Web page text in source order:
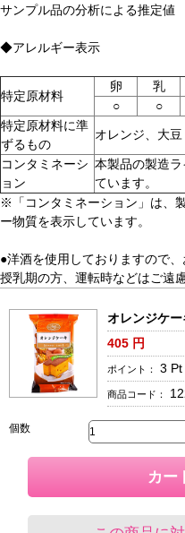
サンプル品の分析による推定値
◆アレ
特定原材料
卵 乳
○
○
特定原材料に準
ずるもの
オレンジ、大豆
コンタミネーシ
ョン
本製品の製造
ています。
※「コンタミネーション」は、
ー物質を表示しています。
●洋酒を使用しておりますので
授乳期の方、運転時などはご遠
オレンジケー
405 円
ポイント： 3 Pt
商品コード：
個数
カー